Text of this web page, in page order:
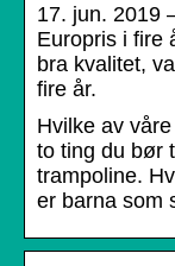
17. jun. 2019
Europris i fire
bra kvalitet,
fire år.
Hvilke av
to ting du bør
trampoline.
er barna som